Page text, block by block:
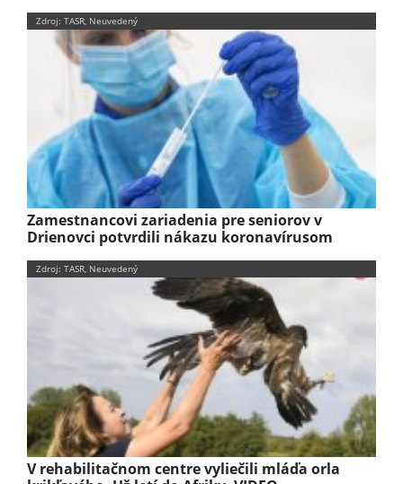
Zdroj: TASR, Neuvedený
Zamestnancovi zariadenia pre seniorov v
Drienovci potvrdili nákazu koronavírusom
Zdroj: TASR, Neuvedený
V rehabilitačnom centre vyliečili mláďa orla